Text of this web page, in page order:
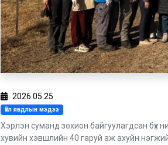
2026.05.25
Үйл явдлын мэдээ
Хэрлэн суманд зохион байгуулагдсан бүх
хувийн хэвшлийн 40 гаруй аж ахуйн